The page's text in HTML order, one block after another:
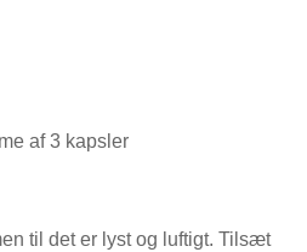
af 3 kapsler
til det er lyst og luftigt. Tilsæt